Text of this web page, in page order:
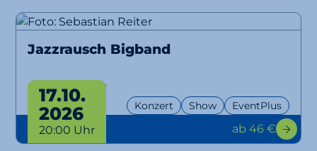
Jazzrausch Bigband
Bangers Only!
Konzert Show EventPlus
17.10.
2026
20:00 Uhr ab 46 €